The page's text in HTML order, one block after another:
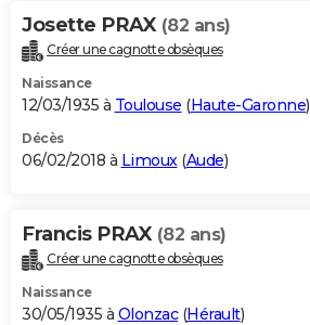
Josette PRAX (82 ans)
Créer une cagnotte obsèques
Naissance
12/03/1935 à Toulouse (Haute-Garonne)
Décès
06/02/2018 à Limoux(Aude)
Francis PRAX (82 ans)
Créer une cagnotte obsèques
Naissance
30/05/1935 à Olonzac(Hérault)